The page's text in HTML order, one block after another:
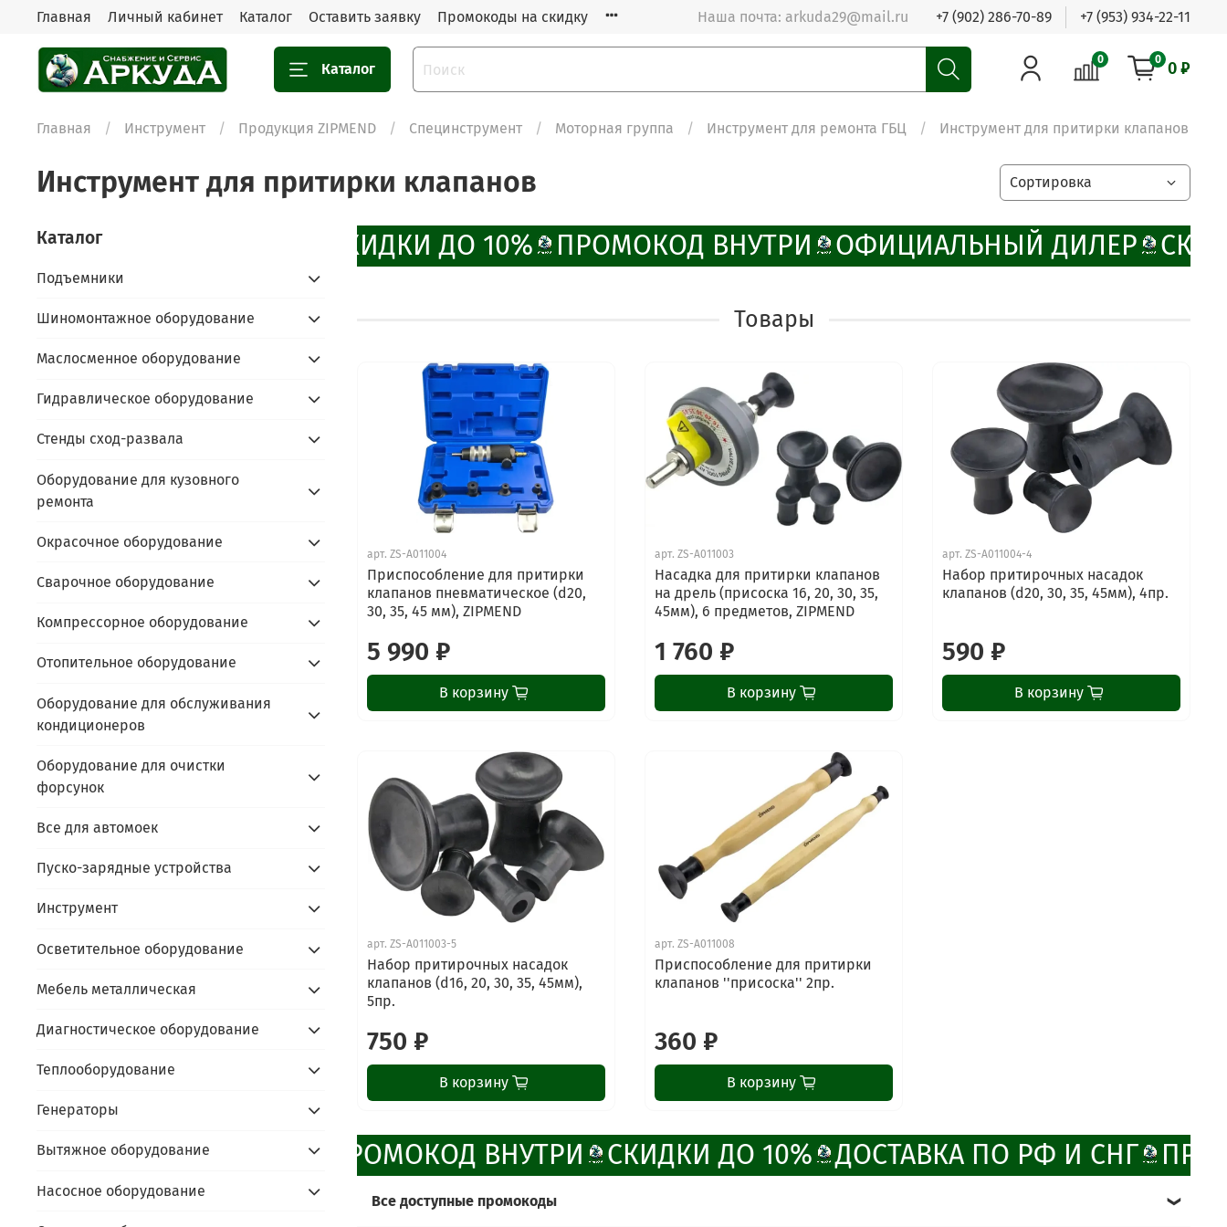
Главная Личный кабинет Каталог Оставить заявку Промокоды на скидку Наша почта: arkuda29@mail.ru +7 (902) 286-70-89 +7 (953) 934-22-11
Каталог
0 0 0 ₽
Главная Инструмент Продукция ZIPMEND Специнструмент Моторная группа Инструмент для ремонта ГБЦ Инструмент для притирки клапанов
Инструмент для притирки клапанов
СКИДКИ ДО 10% ПРОМОКОД ВНУТРИ ОФИЦИАЛЬНЫЙ ДИЛЕР
Товары
арт.ZS-A011004
Приспособление для притирки
клапанов пневматическое (d20,
30, 35, 45 мм), ZIPMEND
5 990 ₽
В корзину
арт.ZS-A011003
Насадка для притирки клапанов
на дрель (присоска 16, 20, 30, 35,
45мм), 6 предметов, ZIPMEND
1 760 ₽
В корзину
арт.ZS-A011004-4
Набор притирочных насадок
клапанов (d20, 30, 35, 45мм), 4пр.
590 ₽
В корзину
арт.ZS-A011003-5
Набор притирочных насадок
клапанов (d16, 20, 30, 35, 45мм),
5пр.
750 ₽
В корзину
арт.ZS-A011008
Приспособление для притирки
клапанов ''присоска'' 2пр.
360 ₽
В корзину
ПРОМОКОД ВНУТРИ СКИДКИ ДО 10% ДОСТАВКА ПО РФ И СНГ
Все доступные промокоды
Каталог
Подъемники
Шиномонтажное оборудование
Маслосменное оборудование
Гидравлическое оборудование
Стенды сход-развала
Оборудование для кузовного
ремонта
Окрасочное оборудование
Сварочное оборудование
Компрессорное оборудование
Отопительное оборудование
Оборудование для обслуживания
кондиционеров
Оборудование для очистки
форсунок
Все для автомоек
Пуско-зарядные устройства
Инструмент
Осветительное оборудование
Мебель металлическая
Диагностическое оборудование
Теплооборудование
Генераторы
Вытяжное оборудование
Насосное оборудование
ChatApp
online